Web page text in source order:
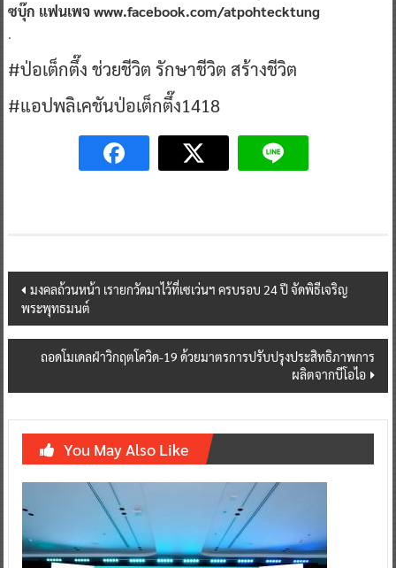
ซบุ๊ก แฟนเพจ www.facebook.com/atpohtecktung
.
#ป่อเต็กตึ๊ง ช่วยชีวิต รักษาชีวิต สร้างชีวิต
#แอปพลิเคชันป่อเต็กตึ๊ง1418
Post
navigation
มงคลถ้วนหน้า เรายกวัดมาไว้ที่เซเว่นฯ ครบรอบ 24 ปี จัดพิธีเจริญ
พระพุทธมนต์
ถอดโมเดลฝ่าวิกฤตโควิด-19 ด้วยมาตรการปรับปรุงประสิทธิภาพการ
ผลิตจากบีโอไอ
You May Also Like